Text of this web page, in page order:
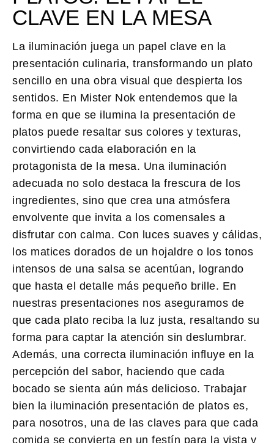
CLAVE EN LA MESA
La iluminación juega un papel clave en la
presentación culinaria, transformando un plato
sencillo en una obra visual que despierta los
sentidos. En Mister Nok entendemos que la
forma en que se ilumina la presentación de
platos puede resaltar sus colores y texturas,
convirtiendo cada elaboración en la
protagonista de la mesa. Una iluminación
adecuada no solo destaca la frescura de los
ingredientes, sino que crea una atmósfera
envolvente que invita a los comensales a
disfrutar con calma. Con luces suaves y cálidas,
los matices dorados de un hojaldre o los tonos
intensos de una salsa se acentúan, logrando
que hasta el detalle más pequeño brille. En
nuestras presentaciones nos aseguramos de
que cada plato reciba la luz justa, resaltando su
forma para captar la atención sin deslumbrar.
Además, una correcta iluminación influye en la
percepción del sabor, haciendo que cada
bocado se sienta aún más delicioso. Trabajar
bien la iluminación presentación de platos es,
para nosotros, una de las claves para que cada
comida se convierta en un festín para la vista y